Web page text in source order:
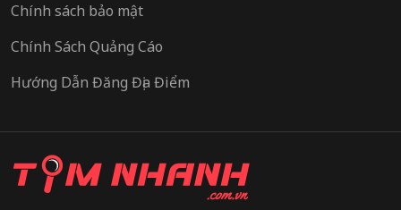
Chính sách bảo mật
Chính Sách Quảng Cáo
Hướng Dẫn Đăng Địa Điểm